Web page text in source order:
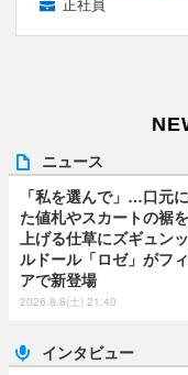
正社員
ニュース
「私を選んで」…口元
た値札やスカートの裾
上げる仕草にズギュン
ルドール「ロゼ」がフ
アで新登場
2026.8.8(土) 21:40
インタビュー